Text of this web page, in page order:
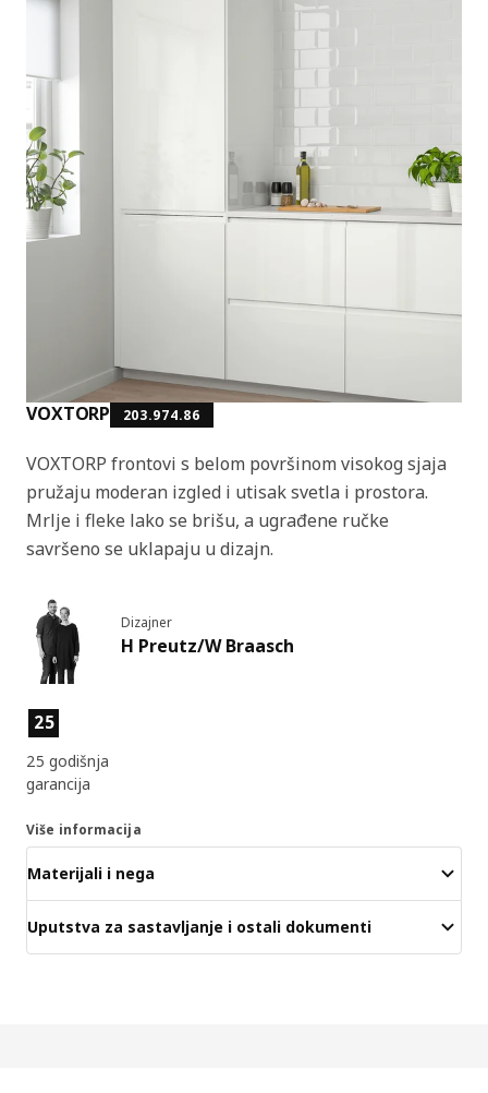
VOXTORP 203.974.86
VOXTORP frontovi s belom površinom visokog sjaja
pružaju moderan izgled i utisak svetla i prostora.
Mrlje i fleke lako se brišu, a ugrađene ručke
savršeno se uklapaju u dizajn.
Dizajner
H Preutz/W Braasch
Funkcije proizvoda
25
25 godišnja
garancija
Više informacija
Materijali i nega
Uputstva za sastavljanje i ostali dokumenti